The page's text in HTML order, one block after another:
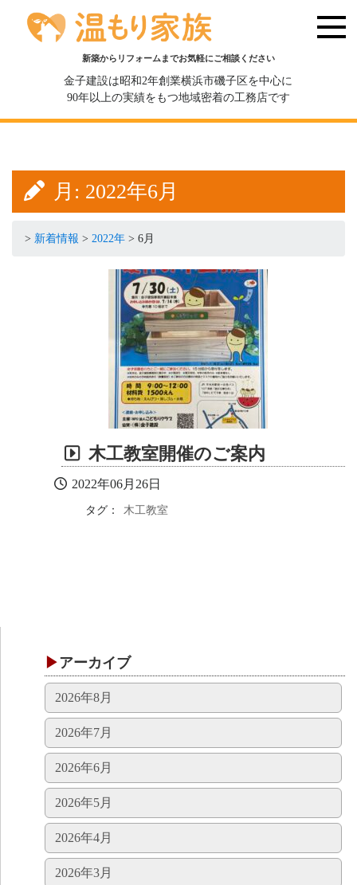
新築からリフォームまでお気軽にご相談ください
金子建設は昭和2年創業横浜市磯子区を中心に
90年以上の実績をもつ地域密着の工務店です
月: 2022年6月
> 新着情報 > 2022年 > 6月
木工教室開催のご案内
2022年06月26日
タグ： 木工教室
アーカイブ
2026年8月
2026年7月
2026年6月
2026年5月
2026年4月
2026年3月